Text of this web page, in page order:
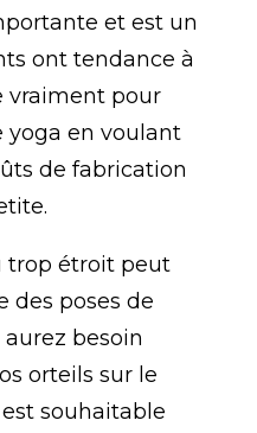
et est un
ont tendance à
vraiment pour
yoga en voulant
de fabrication
trop étroit peut
des poses de
besoin
orteils sur le
souhaitable